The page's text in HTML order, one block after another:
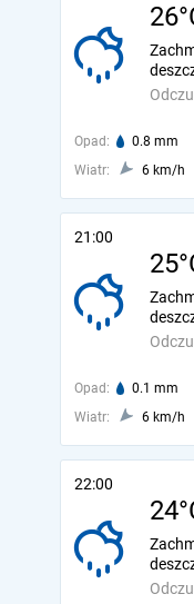
Opad: 0.8 mm
Wiatr:
6 km/h
21:00
Opad: 0.1 mm
Wiatr:
6 km/h
22:00